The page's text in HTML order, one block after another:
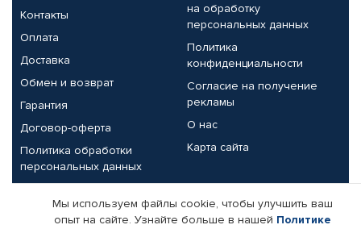
Контакты
Оплата
Доставка
Обмен и возврат
Гарантия
Договор-оферта
Политика обработки
персональных данных
на обработку
персональных данных
Политика
конфиденциальности
Согласие на получение
рекламы
О нас
Карта сайта
Партнерам
Мы используем файлы cookie, чтобы улучшить ваш
опыт на сайте. Узнайте больше в нашей Политике